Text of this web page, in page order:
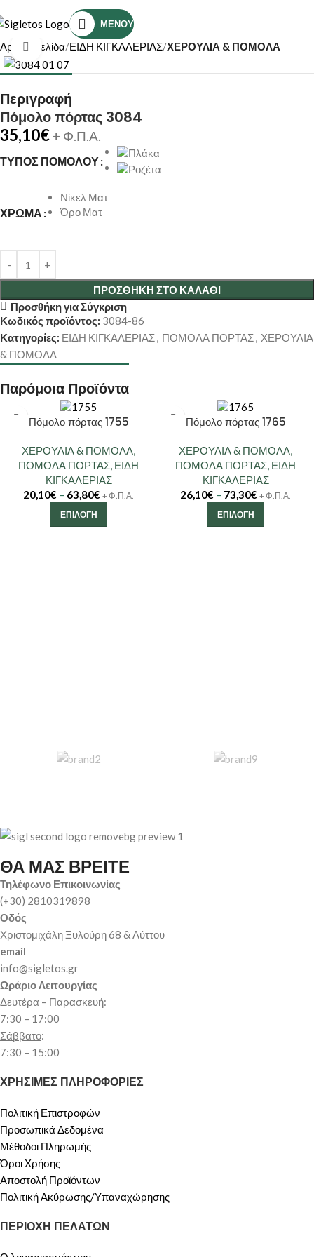
ΜΕΝΟΎ
Αρχική σελίδα ΕΙΔΗ ΚΙΓΚΑΛΕΡΙΑΣ ΧΕΡΟΥΛΙΑ & ΠΟΜΟΛΑ
Κάντε κλικ για μεγέθυνση
Περιγραφή
Πόμολο πόρτας 3084
35,10€ + Φ.Π.Α.
ΤΎΠΟΣ ΠΌΜΟΛΟΥ
ΧΡΏΜΑ
Νίκελ Ματ
Όρο Ματ
ΠΡΟΣΘΉΚΗ ΣΤΟ ΚΑΛΆΘΙ
Προσθήκη για Σύγκριση
Κωδικός προϊόντος: 3084-86
Κατηγορίες: ΕΙΔΗ ΚΙΓΚΑΛΕΡΙΑΣ, ΠΟΜΟΛΑ ΠΟΡΤΑΣ, ΧΕΡΟΥΛΙΑ
& ΠΟΜΟΛΑ
Παρόμοια Προϊόντα
Πόμολο πόρτας 1755
ΧΕΡΟΥΛΙΑ & ΠΟΜΟΛΑ,
ΠΟΜΟΛΑ ΠΟΡΤΑΣ, ΕΙΔΗ
ΚΙΓΚΑΛΕΡΙΑΣ
20,10€ – 63,80€ + Φ.Π.Α.
ΕΠΙΛΟΓΉ
Πόμολο πόρτας 1765
ΧΕΡΟΥΛΙΑ & ΠΟΜΟΛΑ,
ΠΟΜΟΛΑ ΠΟΡΤΑΣ, ΕΙΔΗ
ΚΙΓΚΑΛΕΡΙΑΣ
26,10€ – 73,30€ + Φ.Π.Α.
ΕΠΙΛΟΓΉ
ΘΑ ΜΑΣ ΒΡΕΙΤΕ
Τηλέφωνο Επικοινωνίας
(+30) 2810319898
Οδός
Χριστομιχάλη Ξυλούρη 68 & Λύττου
email
info@sigletos.gr
Ωράριο Λειτουργίας
Δευτέρα – Παρασκευή:
7:30 – 17:00
Σάββατο:
7:30 – 15:00
ΧΡΗΣΙΜΕΣ ΠΛΗΡΟΦΟΡΙΕΣ
Πολιτική Επιστροφών
Προσωπικά Δεδομένα
Μέθοδοι Πληρωμής
Όροι Χρήσης
Αποστολή Προϊόντων
Πολιτική Ακύρωσης/Υπαναχώρησης
ΠΕΡΙΟΧΗ ΠΕΛΑΤΩΝ